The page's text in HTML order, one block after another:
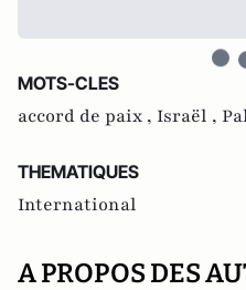
MOTS-CLES
accord de paix , Israël ,
THEMATIQUES
International
A PROPOS DES